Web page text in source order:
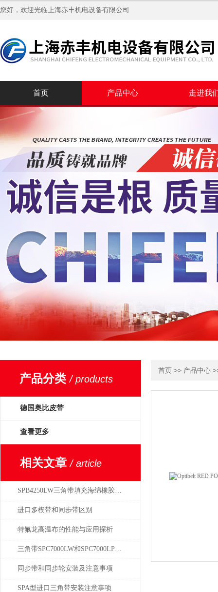
您好，欢迎光临上海赤丰机电设备有限公司
首页 产品中心 走进我
产品分类/ products
德国奥比皮带
OPTIBELT
查看更多
相关文章/ article
SPB4250LW三角带填充海绵橡胶的好处
进口多楔带和同步带区别
特氟龙高温布的性能与应用探析
三角带SPC7000LW和SPC7000LP区别究竟在哪里？
同步带和同步轮安装及注意事项
SPA型进口三角带安装注意事项
首页 >> 产品中心